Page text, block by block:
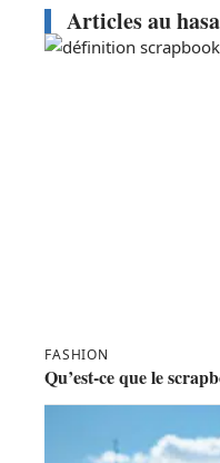
Articles au
FASHION
Qu’est-ce que le